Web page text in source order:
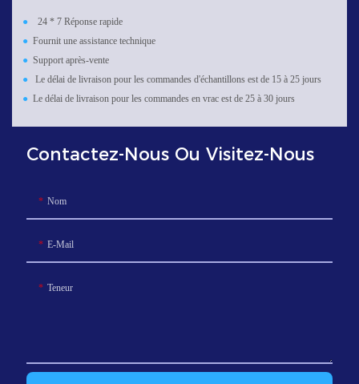
●
24 * 7 Réponse rapide
●Fournit une assistance technique
●Support après-vente
●
Le délai de livraison pour les commandes d'échantillons est de 15 à 25 jours
●Le délai de livraison pour les commandes en vrac est de 25 à 30 jours
Contactez-Nous Ou Visitez-Nous
Nom
E-Mail
Teneur